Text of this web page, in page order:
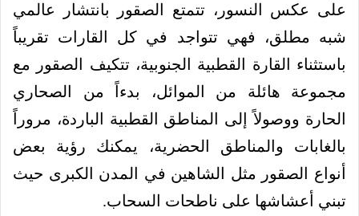
على عكس النسور، تتمتع الصقور بانتشار عالمي
شبه مطلق، فهي تتواجد في كل القارات تقريباً
باستثناء القارة القطبية الجنوبية، تتكيف الصقور مع
مجموعة هائلة من الموائل، بدءاً من الصحاري
الحارة ووصولاً إلى المناطق القطبية الباردة، مروراً
بالغابات والمناطق الحضرية، يمكنك رؤية بعض
أنواع الصقور مثل الشاهين في المدن الكبرى حيث
تبني أعشاشها على ناطحات السحاب.